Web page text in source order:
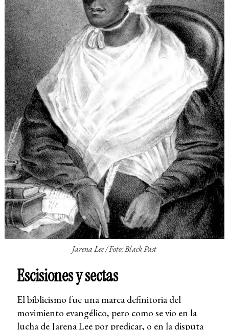
Jarena Lee /Foto: Black Past
Escisiones y sectas
El biblicismo fue una marca definitoria del
movimiento evangélico, pero como se vio en la
lucha de Jarena Lee por predicar, o en la disputa